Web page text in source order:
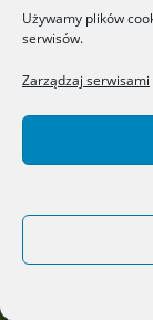
Używamy plików
serwisów.
Zarządzaj serwisami
została wyłączona